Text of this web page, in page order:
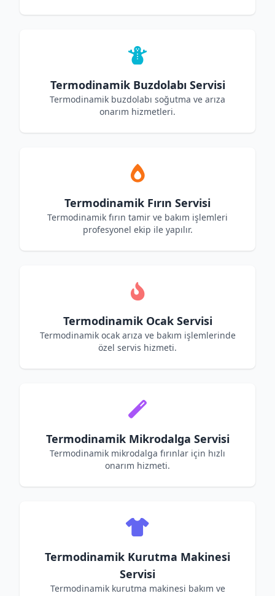
Termodinamik Buzdolabı Servisi
Termodinamik buzdolabı soğutma ve arıza
onarım hizmetleri.
Termodinamik Fırın Servisi
Termodinamik fırın tamir ve bakım işlemleri
profesyonel ekip ile yapılır.
Termodinamik Ocak Servisi
Termodinamik ocak arıza ve bakım işlemlerinde
özel servis hizmeti.
Termodinamik Mikrodalga Servisi
Termodinamik mikrodalga fırınlar için hızlı
onarım hizmeti.
Termodinamik Kurutma Makinesi
Servisi
Termodinamik kurutma makinesi bakım ve